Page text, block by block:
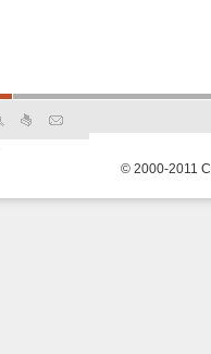
© 2000-2011